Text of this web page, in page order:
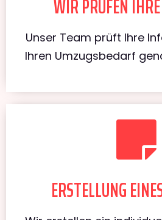
WIR PRÜFEN
Unser Team prüft Ihre
Ihren Umzugsbedarf
ERSTELLUNG